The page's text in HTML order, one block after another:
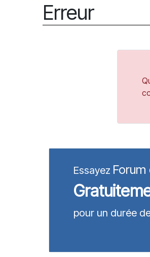
Erreur
Essayez
pour un durée